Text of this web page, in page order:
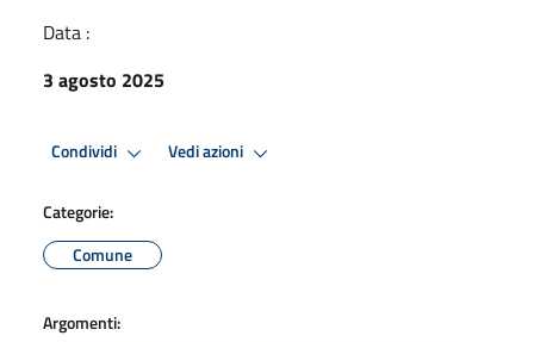
Data :
3 agosto 2025
Condividi Vedi azioni
Categorie:
Comune
Argomenti: